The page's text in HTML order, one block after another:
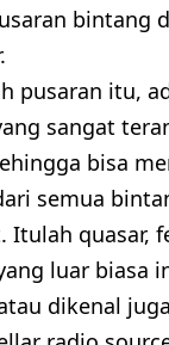
bintang
pusaran itu,
sangat
bisa
semua
Itulah quasar,
luar biasa
dikenal